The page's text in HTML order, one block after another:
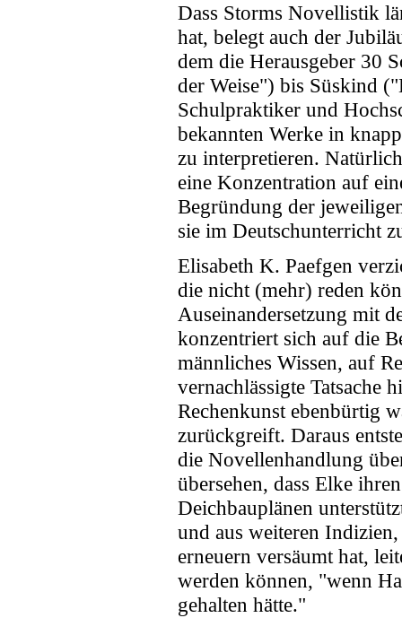
Dass Storms Novellistik
hat, belegt auch der
dem die Herausgeber 30
der Weise") bis Süskind
Schulpraktiker und
bekannten Werke in
zu interpretieren.
eine Konzentration auf
Begründung der
sie im Deutschunterricht
Elisabeth K. Paefgen
die nicht (mehr) reden
Auseinandersetzung mit
konzentriert sich auf die
männliches Wissen, auf
vernachlässigte Tatsache
Rechenkunst ebenbürtig
zurückgreift. Daraus
die Novellenhandlung
übersehen, dass Elke
Deichbauplänen
und aus weiteren
erneuern versäumt hat,
werden können, "wenn
gehalten hätte."